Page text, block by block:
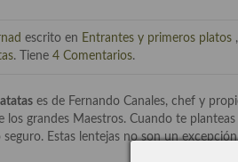
escrito en Entrantes y primeros platos ,
. Tiene 4 Comentarios.
es de Fernando Canales, chef y
los grandes Maestros. Cuando te
Estas lentejas no son un